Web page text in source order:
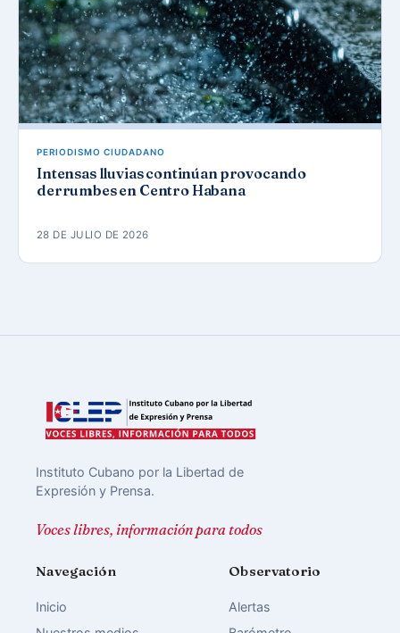
PERIODISMO CIUDADANO
Intensas lluvias continúan provocando
derrumbes en Centro Habana
28 DE JULIO DE 2026
Instituto Cubano por la Libertad de
Expresión y Prensa.
Voces libres, información para todos
Navegación
Inicio
Observatorio
Alertas